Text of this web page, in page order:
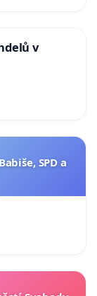
v
SPD a